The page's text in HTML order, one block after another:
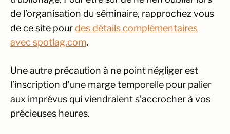
de l’organisation du séminaire, rapprochez vous
de ce site pourdes détails complémentaires
avec spotlag.com.
Une autre précaution à ne point négliger est
l’inscription d’une marge temporelle pour palier
aux imprévus qui viendraient s’accrocher à vos
précieuses heures.